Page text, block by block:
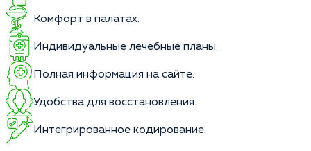
Комфорт в палатах.
Индивидуальные лечебные планы.
Полная информация на сайте.
Удобства для восстановления.
Интегрированное кодирование.